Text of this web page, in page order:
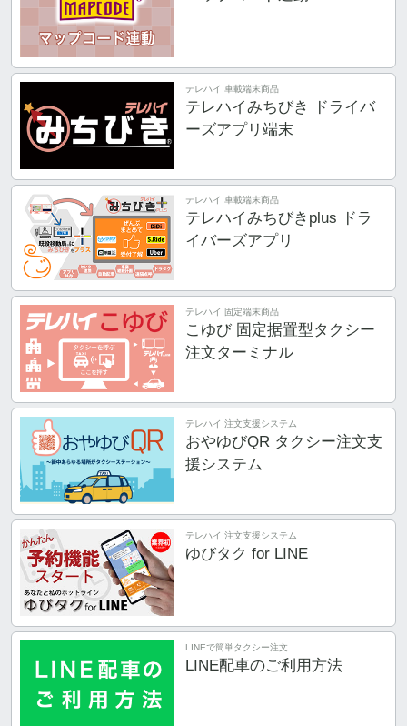
テレハイ 車載端末商品
テレハイみちびき ドライバ
ーズアプリ端末
テレハイ 車載端末商品
テレハイみちびきplus ドラ
イバーズアプリ
テレハイ 固定端末商品
こゆび 固定据置型タクシー
注文ターミナル
テレハイ 注文支援システム
おやゆびQR タクシー注文支
援システム
テレハイ 注文支援システム
ゆびタク for LINE
LINEで簡単タクシー注文
LINE配車のご利用方法